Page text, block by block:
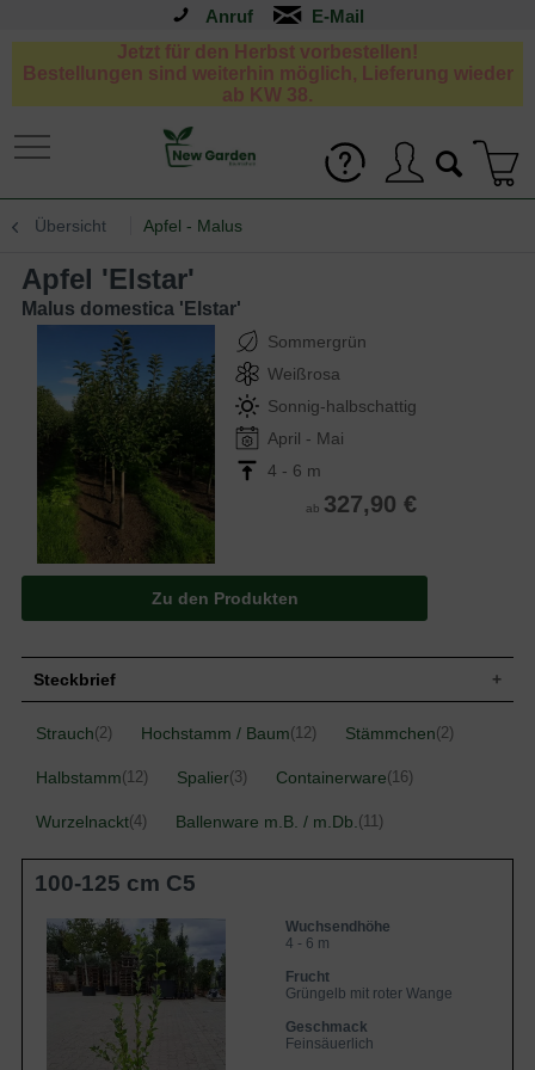
Anruf
Jetzt für den Herbst vorbestellen!
Bestellungen sind weiterhin möglich, Lieferung wieder
ab KW 38.
Übersicht Apfel - Malus
Apfel 'Elstar'
Malus domestica 'Elstar'
Sommergrün
Weißrosa
Sonnig-halbschattig
April - Mai
4 - 6 m
ab 327,90 €
Zu den Produkten
Steckbrief
Wuchs
Kleiner bis mittelgroßer Baum, aufrecht,
gut verzweigt, dichtbuschig, 400 bis 600
cm hoch und ähnlich breit
Sommergrün, eiförmig, am Ende
mittelgrün, bis zu 8 cm lang
Frucht
Grüngelb mit roter Backe, knackig und
Geschmack
Feinsäuerlich
Blüte
Weißrosa
Blütezeit
April bis Mai
Rinde
Wurzeln
Dicht verzweigt, feinwurzelig, eher flach
Strauch(2) Hochstamm / Baum(12) Stämmchen(2)
Halbstamm(12) Spalier(3) Containerware(16)
Wurzelnackt(4) Ballenware m.B. / m.Db. (11)
100-125 cm C5
Wuchsendhöhe
4 - 6 m
Frucht
Grüngelb mit roter Wange
Geschmack
Feinsäuerlich